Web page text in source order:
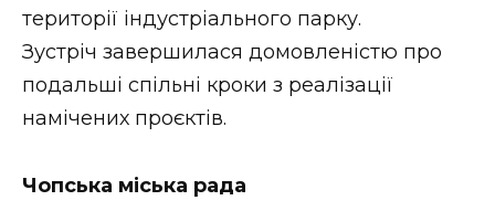
території індустріального парку.
Зустріч завершилася домовленістю про
подальші спільні кроки з реалізації
намічених проєктів.
Чопська міська рада